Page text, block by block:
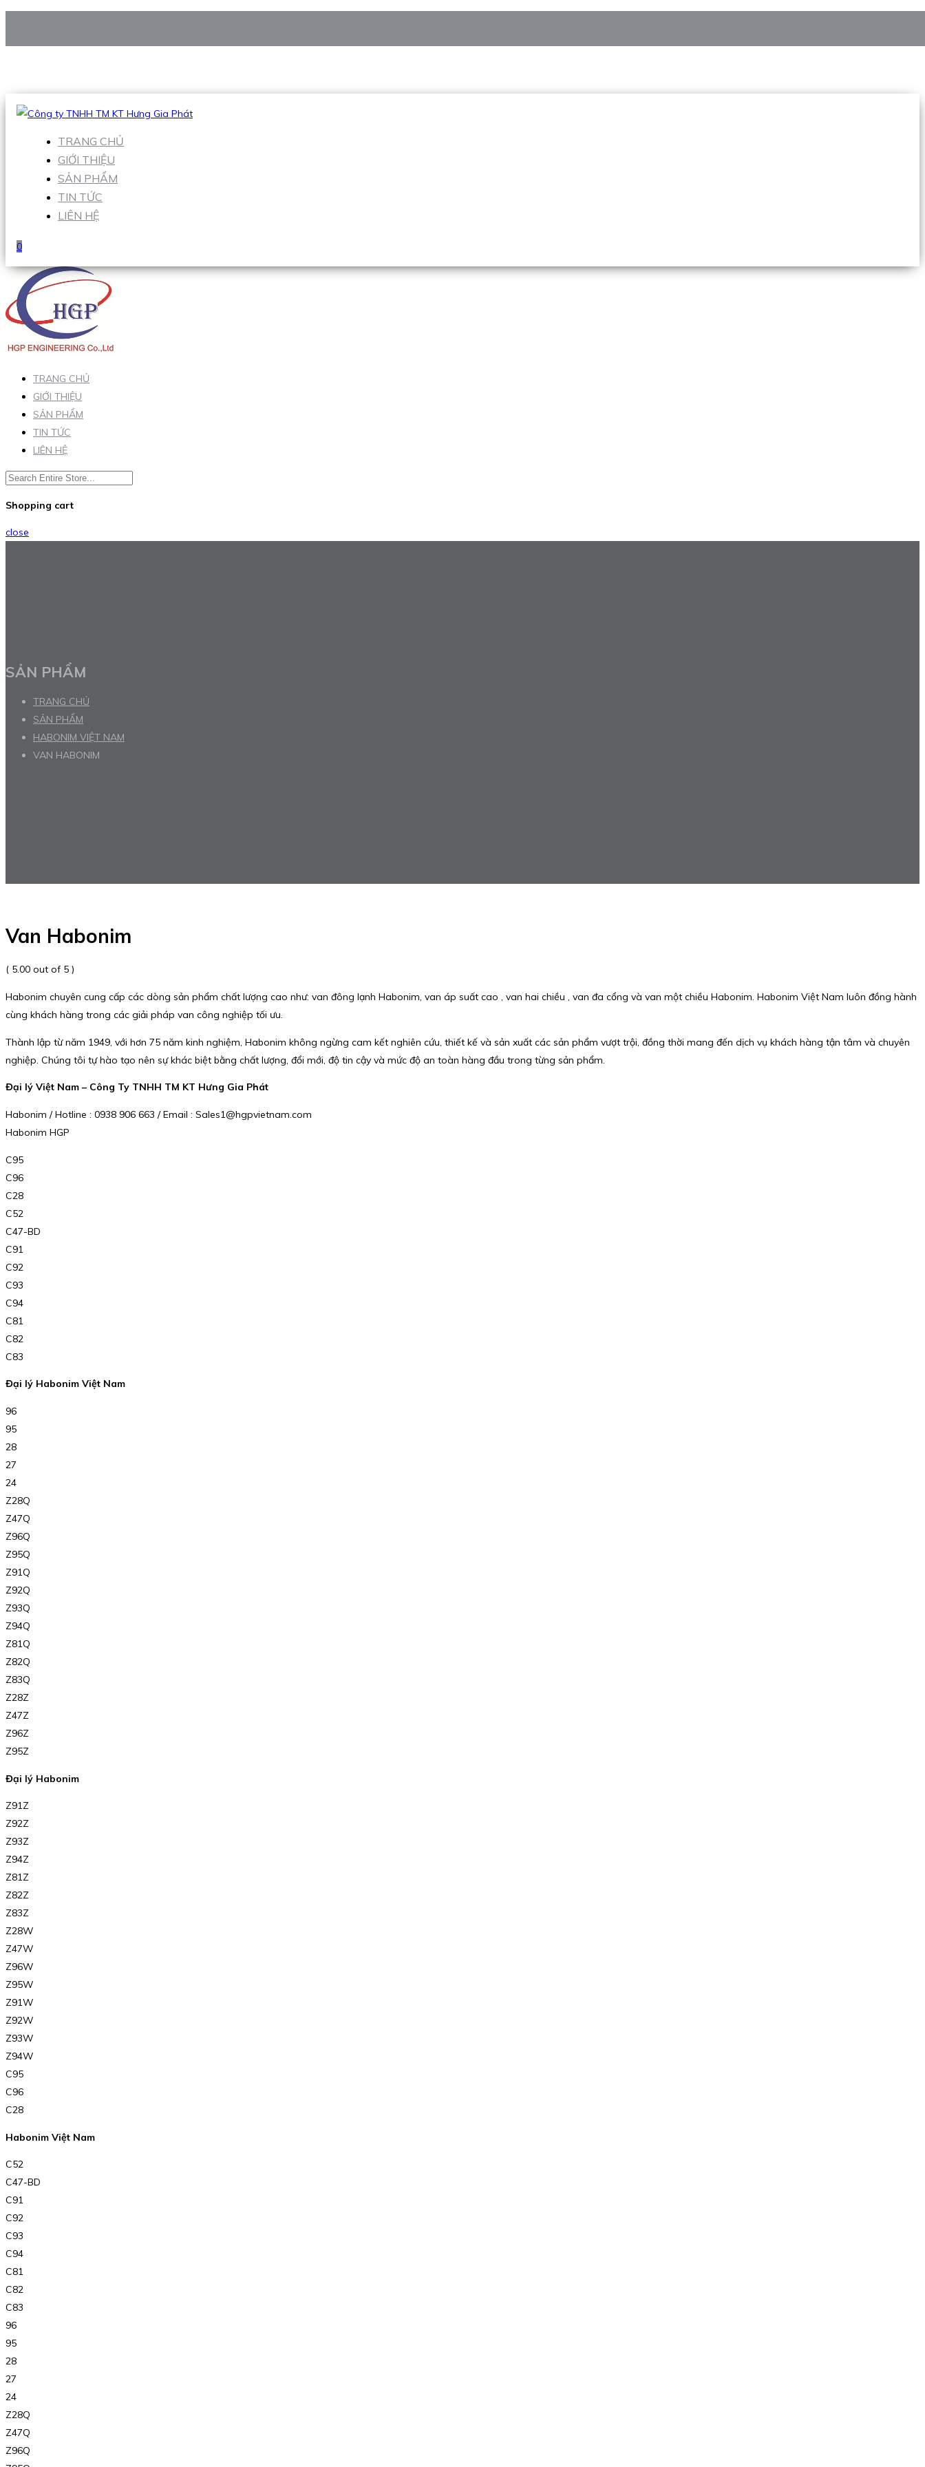
Hotline:0938 906 663
TRANG CHỦ
GIỚI THIỆU
SẢN PHẨM
TIN TỨC
LIÊN HỆ
0
TRANG CHỦ
GIỚI THIỆU
SẢN PHẨM
TIN TỨC
LIÊN HỆ
Shopping cart
close
SẢN PHẨM
TRANG CHỦ
SẢN PHẨM
HABONIM VIỆT NAM
VAN HABONIM
Van Habonim
( 5.00 out of 5 )
Habonim chuyên cung cấp các dòng sản phẩm chất lượng cao như: van đông lạnh Habonim, van áp suất cao , van hai chiều , van đa cổng và van một chiều Habonim. Habonim Việt Nam luôn đồng hành
cùng khách hàng trong các giải pháp van công nghiệp tối ưu.
Thành lập từ năm 1949, với hơn 75 năm kinh nghiệm, Habonim không ngừng cam kết nghiên cứu, thiết kế và sản xuất các sản phẩm vượt trội, đồng thời mang đến dịch vụ khách hàng tận tâm và chuyên
nghiệp. Chúng tôi tự hào tạo nên sự khác biệt bằng chất lượng, đổi mới, độ tin cậy và mức độ an toàn hàng đầu trong từng sản phẩm.
Đại lý Việt Nam – Công Ty TNHH TM KT Hưng Gia Phát
Habonim / Hotline : 0938 906 663 / Email : Sales1@hgpvietnam.com
Habonim HGP
C95
C96
C28
C52
C47-BD
C91
C92
C93
C94
C81
C82
C83
Đại lý Habonim Việt Nam
96
95
28
27
24
Z28Q
Z47Q
Z96Q
Z95Q
Z91Q
Z92Q
Z93Q
Z94Q
Z81Q
Z82Q
Z83Q
Z28Z
Z47Z
Z96Z
Z95Z
Đại lý Habonim
Z91Z
Z92Z
Z93Z
Z94Z
Z81Z
Z82Z
Z83Z
Z28W
Z47W
Z96W
Z95W
Z91W
Z92W
Z93W
Z94W
C95
C96
C28
Habonim Việt Nam
C52
C47-BD
C91
C92
C93
C94
C81
C82
C83
96
95
28
27
24
Z28Q
Z47Q
Z96Q